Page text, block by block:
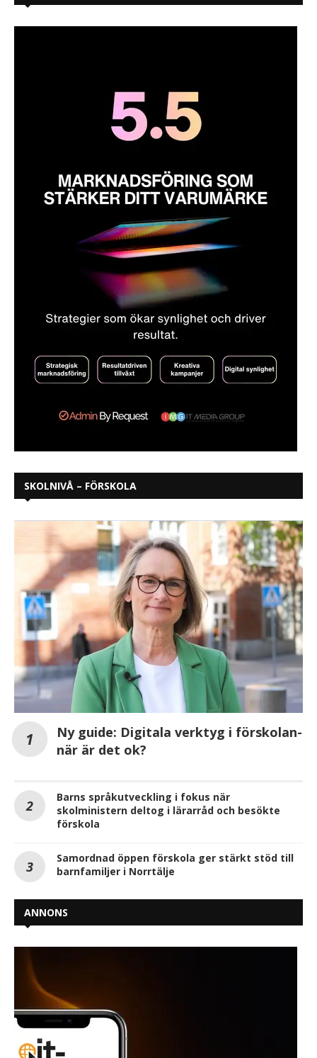
SKOLNIVÅ – FÖRSKOLA
Ny guide: Digitala verktyg i förskolan-
när är det ok?
Barns språkutveckling i fokus när
skolministern deltog i lärarråd och besökte
förskola
Samordnad öppen förskola ger stärkt stöd till
barnfamiljer i Norrtälje
ANNONS